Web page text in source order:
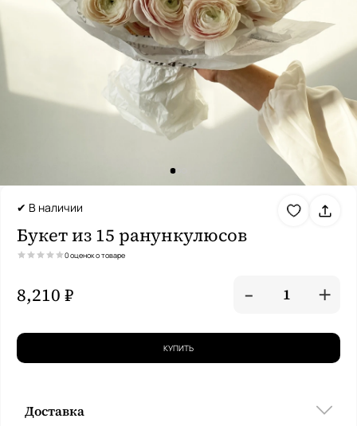
✔ В наличии
Букет из 15 ранункулюсов
0 оценок о товаре
8,210 ₽ - 1 +
КУПИТЬ
Доставка